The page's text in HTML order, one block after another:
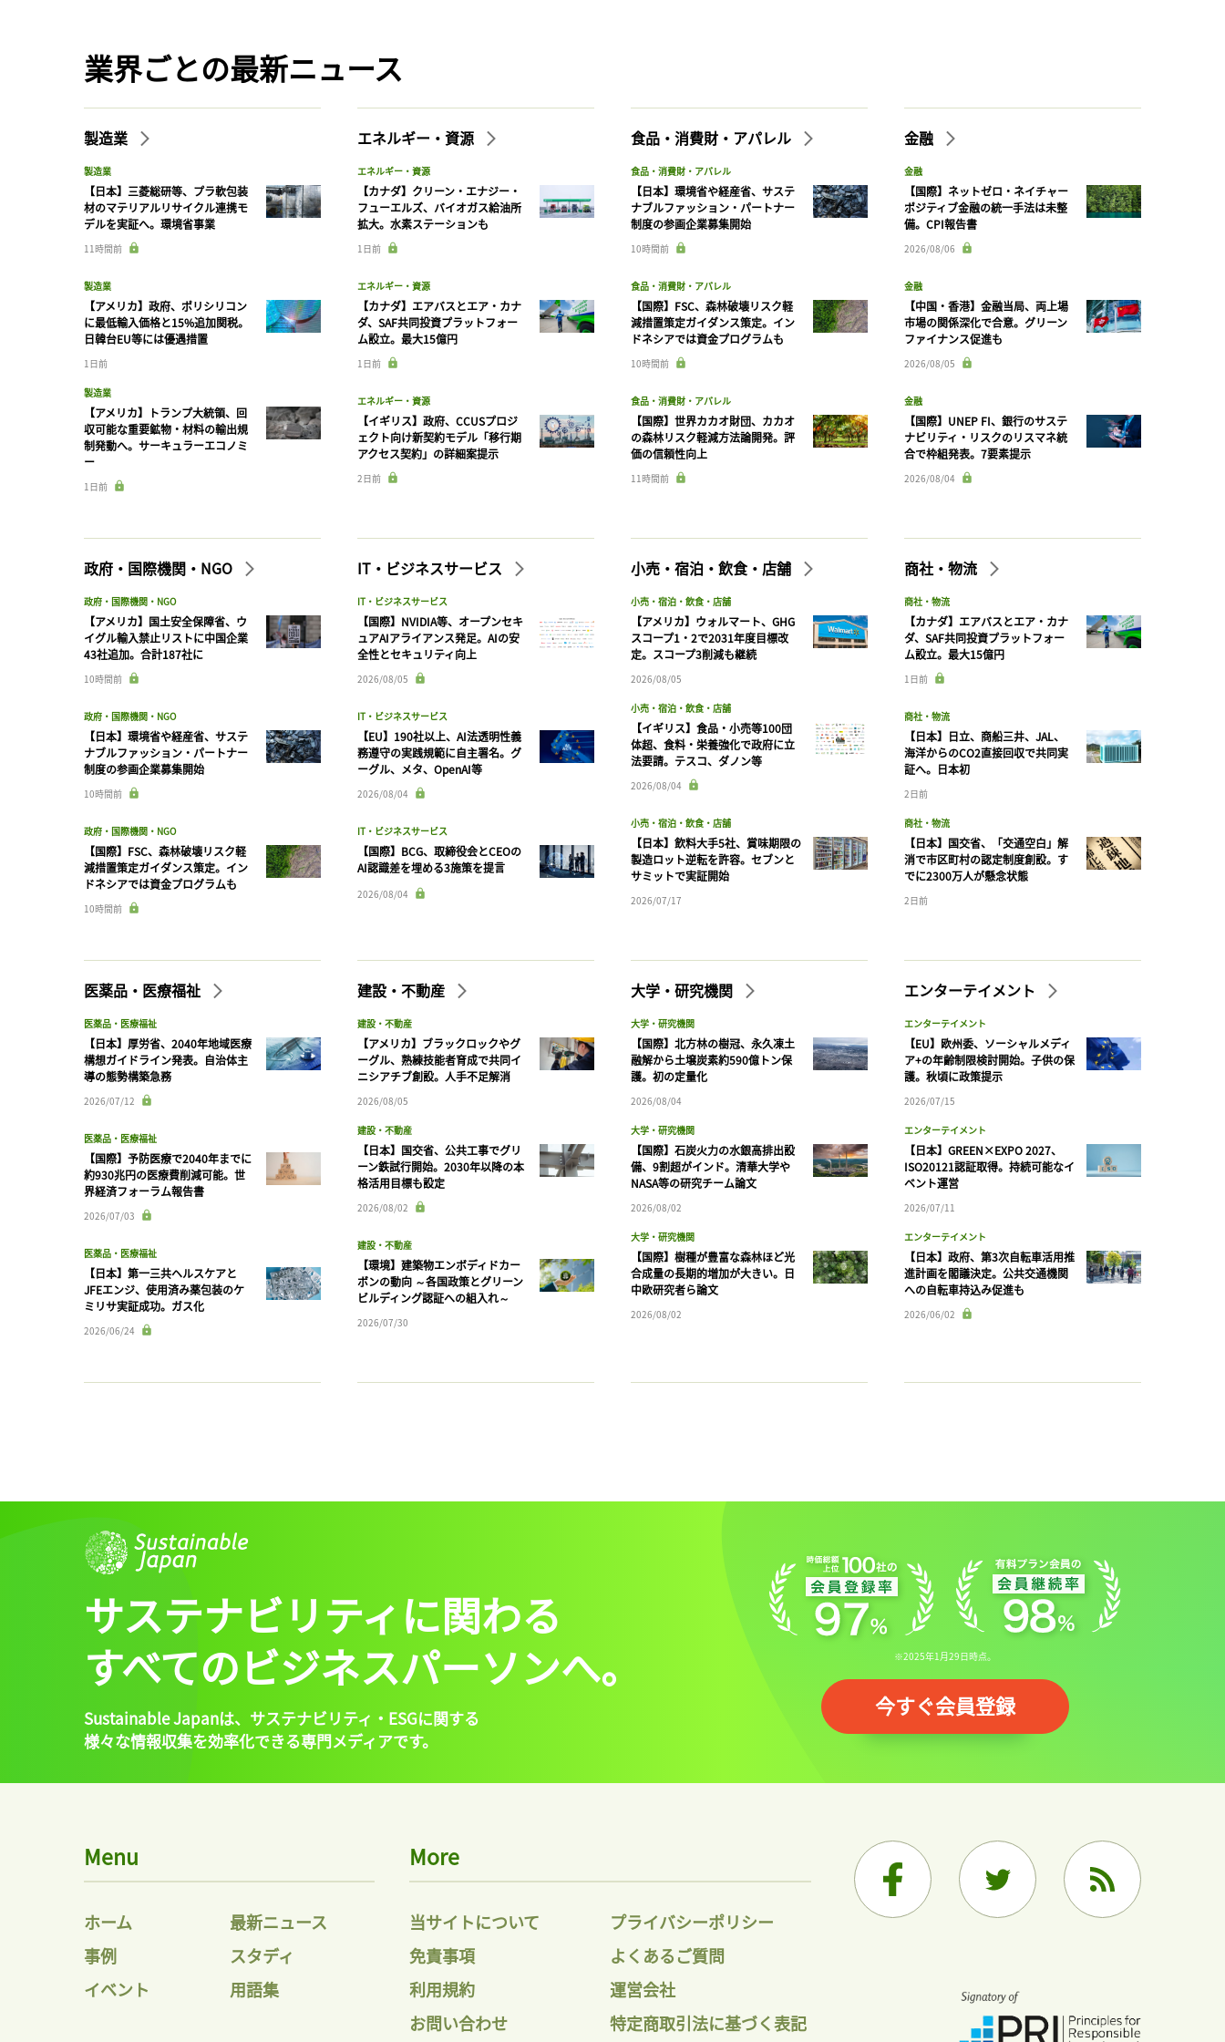
業界ごとの最新ニュース
製造業
製造業
【日本】三菱総研等、プラ軟包装
材のマテリアルリサイクル連携モ
デルを実証へ。環境省事業
11時間前
製造業
【アメリカ】政府、ポリシリコン
に最低輸入価格と15%追加関税。
日韓台EU等には優遇措置
1日前
製造業
【アメリカ】トランプ大統領、回
収可能な重要鉱物・材料の輸出規
制発動へ。サーキュラーエコノミ
ー
1日前
エネルギー・資源
エネルギー・資源
【カナダ】クリーン・エナジー・
フューエルズ、バイオガス給油所
拡大。水素ステーションも
1日前
エネルギー・資源
【カナダ】エアバスとエア・カナ
ダ、SAF共同投資プラットフォー
ム設立。最大15億円
1日前
エネルギー・資源
【イギリス】政府、CCUSプロジ
ェクト向け新契約モデル「移行期
アクセス契約」の詳細案提示
2日前
食品・消費財・アパレル
食品・消費財・アパレル
【日本】環境省や経産省、サステ
ナブルファッション・パートナー
制度の参画企業募集開始
10時間前
食品・消費財・アパレル
【国際】FSC、森林破壊リスク軽
減措置策定ガイダンス策定。イン
ドネシアでは資金プログラムも
10時間前
食品・消費財・アパレル
【国際】世界カカオ財団、カカオ
の森林リスク軽減方法論開発。評
価の信頼性向上
11時間前
金融
金融
【国際】ネットゼロ・ネイチャー
ポジティブ金融の統一手法は未整
備。CPI報告書
2026/08/06
金融
【中国・香港】金融当局、両上場
市場の関係深化で合意。グリーン
ファイナンス促進も
2026/08/05
金融
【国際】UNEP FI、銀行のサステ
ナビリティ・リスクのリスマネ統
合で枠組発表。7要素提示
2026/08/04
政府・国際機関・NGO
政府・国際機関・NGO
【アメリカ】国土安全保障省、ウ
イグル輸入禁止リストに中国企業
43社追加。合計187社に
10時間前
政府・国際機関・NGO
【日本】環境省や経産省、サステ
ナブルファッション・パートナー
制度の参画企業募集開始
10時間前
政府・国際機関・NGO
【国際】FSC、森林破壊リスク軽
減措置策定ガイダンス策定。イン
ドネシアでは資金プログラムも
10時間前
IT・ビジネスサービス
IT・ビジネスサービス
【国際】NVIDIA等、オープンセキ
ュアAIアライアンス発足。AIの安
全性とセキュリティ向上
2026/08/05
IT・ビジネスサービス
【EU】190社以上、AI法透明性義
務遵守の実践規範に自主署名。グ
ーグル、メタ、OpenAI等
2026/08/04
IT・ビジネスサービス
【国際】BCG、取締役会とCEOの
AI認識差を埋める3施策を提言
2026/08/04
小売・宿泊・飲食・店舗
小売・宿泊・飲食・店舗
【アメリカ】ウォルマート、GHG
スコープ1・2で2031年度目標改
定。スコープ3削減も継続
2026/08/05
小売・宿泊・飲食・店舗
【イギリス】食品・小売等100団
体超、食料・栄養強化で政府に立
法要請。テスコ、ダノン等
2026/08/04
小売・宿泊・飲食・店舗
【日本】飲料大手5社、賞味期限の
製造ロット逆転を許容。セブンと
サミットで実証開始
2026/07/17
商社・物流
商社・物流
【カナダ】エアバスとエア・カナ
ダ、SAF共同投資プラットフォー
ム設立。最大15億円
1日前
商社・物流
【日本】日立、商船三井、JAL、
海洋からのCO2直接回収で共同実
証へ。日本初
2日前
商社・物流
【日本】国交省、「交通空白」解
消で市区町村の認定制度創設。す
でに2300万人が懸念状態
2日前
医薬品・医療福祉
医薬品・医療福祉
【日本】厚労省、2040年地域医療
構想ガイドライン発表。自治体主
導の態勢構築急務
2026/07/12
医薬品・医療福祉
【国際】予防医療で2040年までに
約930兆円の医療費削減可能。世
界経済フォーラム報告書
2026/07/03
医薬品・医療福祉
【日本】第一三共ヘルスケアと
JFEエンジ、使用済み薬包装のケ
ミリサ実証成功。ガス化
2026/06/24
建設・不動産
建設・不動産
【アメリカ】ブラックロックやグ
ーグル、熟練技能者育成で共同イ
ニシアチブ創設。人手不足解消
2026/08/05
建設・不動産
【日本】国交省、公共工事でグリ
ーン鉄試行開始。2030年以降の本
格活用目標も設定
2026/08/02
建設・不動産
【環境】建築物エンボディドカー
ボンの動向 ～各国政策とグリーン
ビルディング認証への組入れ～
2026/07/30
大学・研究機関
大学・研究機関
【国際】北方林の樹冠、永久凍土
融解から土壌炭素約590億トン保
護。初の定量化
2026/08/04
大学・研究機関
【国際】石炭火力の水銀高排出設
備、9割超がインド。清華大学や
NASA等の研究チーム論文
2026/08/02
大学・研究機関
【国際】樹種が豊富な森林ほど光
合成量の長期的増加が大きい。日
中欧研究者ら論文
2026/08/02
エンターテイメント
エンターテイメント
【EU】欧州委、ソーシャルメディ
ア+の年齢制限検討開始。子供の保
護。秋頃に政策提示
2026/07/15
エンターテイメント
【日本】GREEN×EXPO 2027、
ISO20121認証取得。持続可能なイ
ベント運営
2026/07/11
エンターテイメント
【日本】政府、第3次自転車活用推
進計画を閣議決定。公共交通機関
への自転車持込み促進も
2026/06/02
記事をお気に入りに保存するには
ログインが必要です
会員登録
サステナビリティに関わる
すべてのビジネスパーソンへ。
Sustainable Japanは、 サステナビリティ・ESGに関する
様々な情報収集を効率化できる専門メディアです。
※2025年1月29日時点。
今すぐ会員登録
Menu
ホーム
最新ニュース
事例
スタディ
イベント
用語集
More
当サイトについて
プライバシーポリシー
免責事項
よくあるご質問
利用規約
運営会社
お問い合わせ
特定商取引法に基づく表記